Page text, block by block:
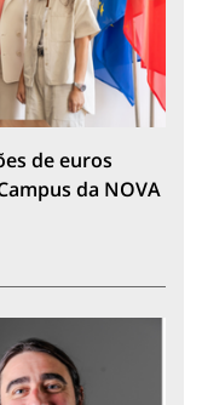
de euros
da NOVA